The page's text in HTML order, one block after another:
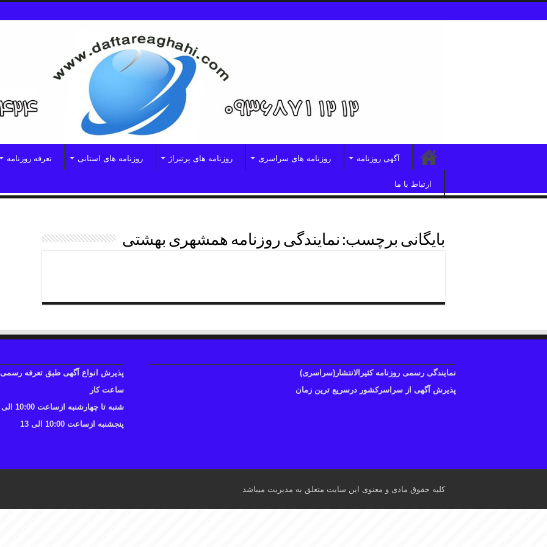
آگهی روزنامه روزنامه های سراسری روزنامه های پرتیراژ روزنامه های استانی تعرفه روزنامه
ارتباط با ما
بایگانی برچسب: نمایندگی روزنامه همشهری بهشتی
نمایندگی رسمی روزنامه کثیرالانتشار(سراسری)
پذیرش آگهی از سراسرکشور درسریع ترین زمان
پذیرش انواع آگهی طبق تعرفه رسمی
ساعت کار
شنبه تا چهارشنبه ازساعت 10:00 الی 17
پنجشنبه ازساعت 10:00 الی 13
کلیه حقوق مادی و معنوی این سایت متعلق به مدیریت میباشد